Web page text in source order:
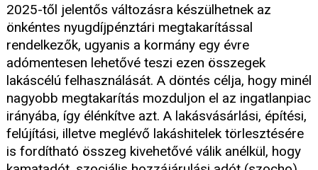
2025-től jelentős változásra készülhetnek az
önkéntes nyugdíjpénztári megtakarítással
rendelkezők, ugyanis a kormány egy évre
adómentesen lehetővé teszi ezen összegek
lakáscélú felhasználását. A döntés célja, hogy minél
nagyobb megtakarítás mozduljon el az ingatlanpiac
irányába, így élénkítve azt. A lakásvásárlási, építési,
felújítási, illetve meglévő lakáshitelek törlesztésére
is fordítható összeg kivehetővé válik anélkül, hogy